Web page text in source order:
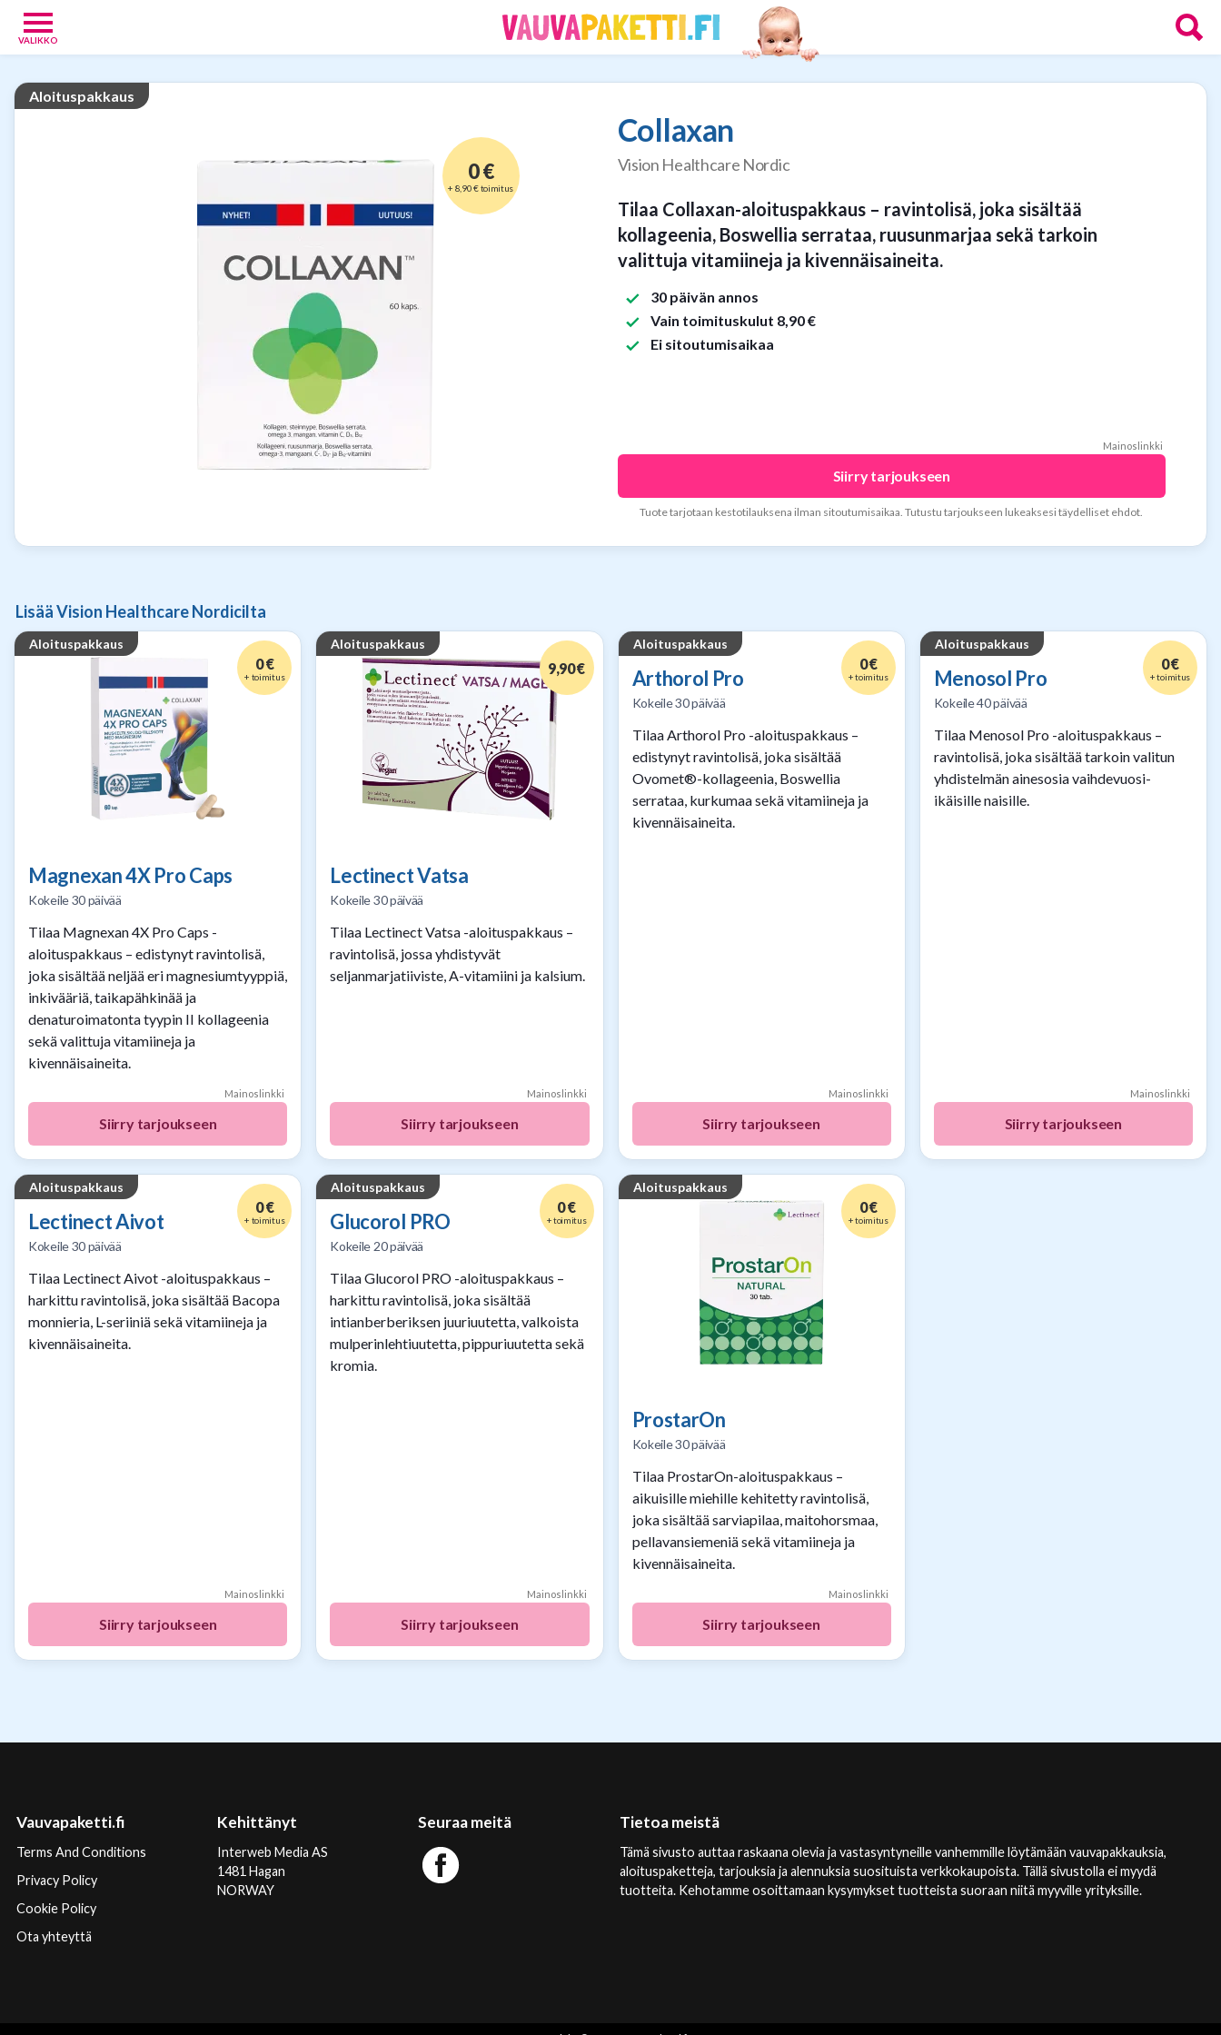
VALIKKO
0 €
+ 8,90 € toimitus
Aloituspakkaus
Collaxan
Vision Healthcare Nordic
Tilaa Collaxan-aloituspakkaus – ravintolisä, joka sisältää
kollageenia, Boswellia serrataa, ruusunmarjaa sekä tarkoin
valittuja vitamiineja ja kivennäisaineita.
30 päivän annos
Vain toimituskulut 8,90 €
Ei sitoutumisaikaa
Mainoslinkki
Siirry tarjoukseen
Tuote tarjotaan kestotilauksena ilman sitoutumisaikaa. Tutustu tarjoukseen lukeaksesi täydelliset ehdot.
Lisää Vision Healthcare Nordicilta
Aloituspakkaus
Magnexan 4X Pro Caps
Kokeile 30 päivää
0 €
+ toimitus
Tilaa Magnexan 4X Pro Caps -
aloituspakkaus – edistynyt ravintolisä,
joka sisältää neljää eri magnesiumtyyppiä,
inkivääriä, taikapähkinää ja
denaturoimatonta tyypin II kollageenia
sekä valittuja vitamiineja ja
kivennäisaineita.
Mainoslinkki
Siirry tarjoukseen
Aloituspakkaus
Lectinect Vatsa
Kokeile 30 päivää
9,90 €
Tilaa Lectinect Vatsa -aloituspakkaus –
ravintolisä, jossa yhdistyvät
seljanmarjatiiviste, A-vitamiini ja kalsium.
Mainoslinkki
Siirry tarjoukseen
Aloituspakkaus
Arthorol Pro
Kokeile 30 päivää
0 €
+ toimitus
Tilaa Arthorol Pro -aloituspakkaus –
edistynyt ravintolisä, joka sisältää
Ovomet®-kollageenia, Boswellia
serrataa, kurkumaa sekä vitamiineja ja
kivennäisaineita.
Mainoslinkki
Siirry tarjoukseen
Aloituspakkaus
Menosol Pro
Kokeile 40 päivää
0 €
+ toimitus
Tilaa Menosol Pro -aloituspakkaus –
ravintolisä, joka sisältää tarkoin valitun
yhdistelmän ainesosia vaihdevuosi-
ikäisille naisille.
Mainoslinkki
Siirry tarjoukseen
Aloituspakkaus
Lectinect Aivot
Kokeile 30 päivää
0 €
+ toimitus
Tilaa Lectinect Aivot -aloituspakkaus –
harkittu ravintolisä, joka sisältää Bacopa
monnieria, L-seriiniä sekä vitamiineja ja
kivennäisaineita.
Mainoslinkki
Siirry tarjoukseen
Aloituspakkaus
Glucorol PRO
Kokeile 20 päivää
0 €
+ toimitus
Tilaa Glucorol PRO -aloituspakkaus –
harkittu ravintolisä, joka sisältää
intianberberiksen juuriuutetta, valkoista
mulperinlehtiuutetta, pippuriuutetta sekä
kromia.
Mainoslinkki
Siirry tarjoukseen
Aloituspakkaus
ProstarOn
Kokeile 30 päivää
0 €
+ toimitus
Tilaa ProstarOn-aloituspakkaus –
aikuisille miehille kehitetty ravintolisä,
joka sisältää sarviapilaa, maitohorsmaa,
pellavansiemeniä sekä vitamiineja ja
kivennäisaineita.
Mainoslinkki
Siirry tarjoukseen
Vanhemmille
Vauvapaketti.fi
Terms And Conditions
Privacy Policy
Cookie Policy
Ota yhteyttä
Kehittänyt
Interweb Media AS
1481 Hagan
NORWAY
Seuraa meitä Tietoa meistä
Tämä sivusto auttaa raskaana olevia ja vastasyntyneille vanhemmille löytämään vauvapakkauksia,
aloituspaketteja, tarjouksia ja alennuksia suosituista verkkokaupoista. Tällä sivustolla ei myydä
tuotteita. Kehotamme osoittamaan kysymykset tuotteista suoraan niitä myyville yrityksille.